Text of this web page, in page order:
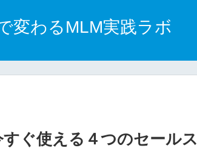
変わるMLM実践ラボ
ぐ使える４つのセールス